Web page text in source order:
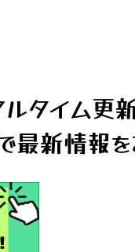
タイム更
新情報を